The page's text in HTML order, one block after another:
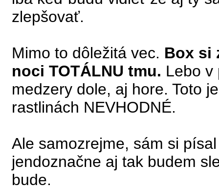
zlepšovať.
Mimo to dôležitá vec. Box si
noci TOTÁLNU tmu. Lebo v
medzery dole, aj hore. Toto
rastlinách NEVHODNÉ.
Ale samozrejme, sám si
jendoznačne aj tak budem
bude.